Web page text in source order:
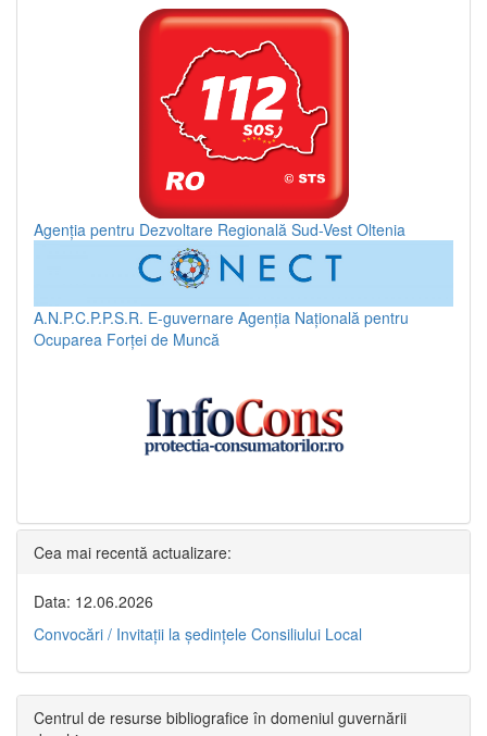
Agenția pentru Dezvoltare Regională Sud-Vest Oltenia
A.N.P.C.P.P.S.R. E-guvernare Agenția Națională pentru
Ocuparea Forței de Muncă
Cea mai recentă actualizare:
Data: 12.06.2026
Convocări / Invitaţii la şedinţele Consiliului Local
Centrul de resurse bibliografice în domeniul guvernării